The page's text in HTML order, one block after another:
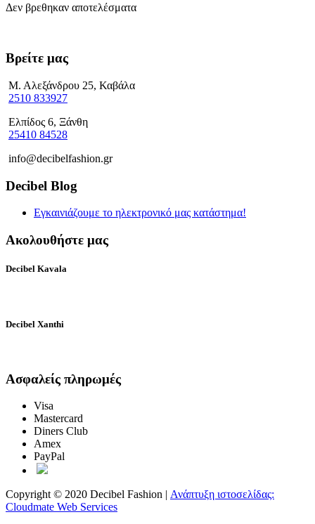
Δεν βρεθηκαν αποτελέσματα
Βρείτε μας
Μ. Αλεξάνδρου 25, Καβάλα
2510 833927
Ελπίδος 6, Ξάνθη
25410 84528
info@decibelfashion.gr
Decibel Blog
Εγκαινιάζουμε το ηλεκτρονικό μας κατάστημα!
Ακολουθήστε μας
Decibel Kavala
Decibel Xanthi
Ασφαλείς πληρωμές
Visa
Mastercard
Diners Club
Amex
PayPal
Copyright © 2020 Decibel Fashion | Ανάπτυξη ιστοσελίδας:
Cloudmate Web Services